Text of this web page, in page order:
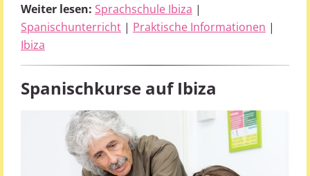
Weiter lesen: Sprachschule Ibiza |
Spanischunterricht | Praktische Informationen |
Ibiza
Spanischkurse auf Ibiza